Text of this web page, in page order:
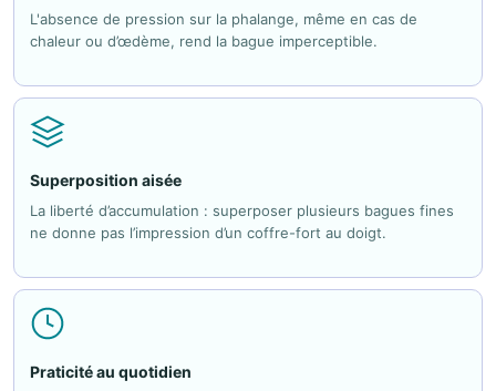
L'absence de pression sur la phalange, même en cas de
chaleur ou d’œdème, rend la bague imperceptible.
Superposition aisée
La liberté d’accumulation : superposer plusieurs bagues fines
ne donne pas l’impression d’un coffre-fort au doigt.
Praticité au quotidien